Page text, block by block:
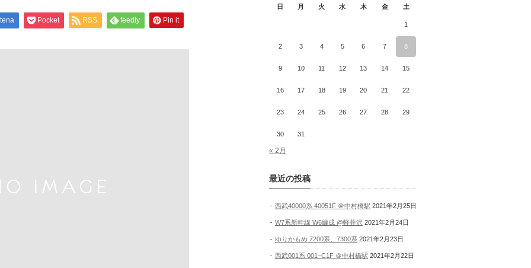
Pocket RSS feedly Pin it
日 月 火 水 木 金 土
1
2 3 4 5 6 7 8
9 10 11 12 13 14 15
16 17 18 19 20 21 22
23 24 25 26 27 28 29
30 31
« 2月
最近の投稿
西武40000系 40051F ＠中村橋駅 2021年2月25日
W7系新幹線 W6編成 @軽井沢 2021年2月24日
ゆりかもめ 7200系、7300系 2021年2月23日
西武001系 001−C1F ＠中村橋駅 2021年2月22日